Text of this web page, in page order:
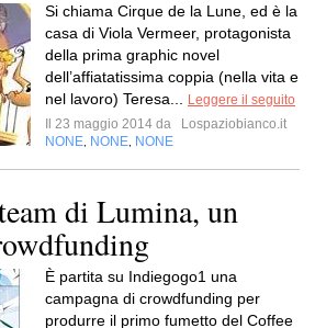
Si chiama Cirque de la Lune, ed è la
casa di Viola Vermeer, protagonista
della prima graphic novel
dell’affiatatissima coppia (nella vita e
nel lavoro) Teresa...
Leggere il seguito
Il 23 maggio 2014 da
Lospaziobianco.it
NONE NONE NONE
di Lumina, un
È partita su Indiegogo1 una
campagna di crowdfunding per
produrre il primo fumetto del Coffee